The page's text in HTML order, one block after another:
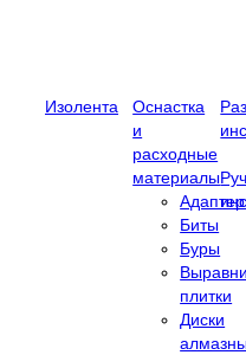
Изолента
Оснастка
и
расходные
материалы
Биты
Буры
плитки
Диски